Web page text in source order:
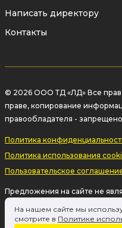
Написать директору
Контакты
© 2026 ООО ТД «ЛД» Все
праве, копирование
правообладателя -
Политика
Политика использования
Пользовательское
Предложения на сайте не
Информация на сайте о
расценивается как
На нашем сайте мы
смотрите в Политике